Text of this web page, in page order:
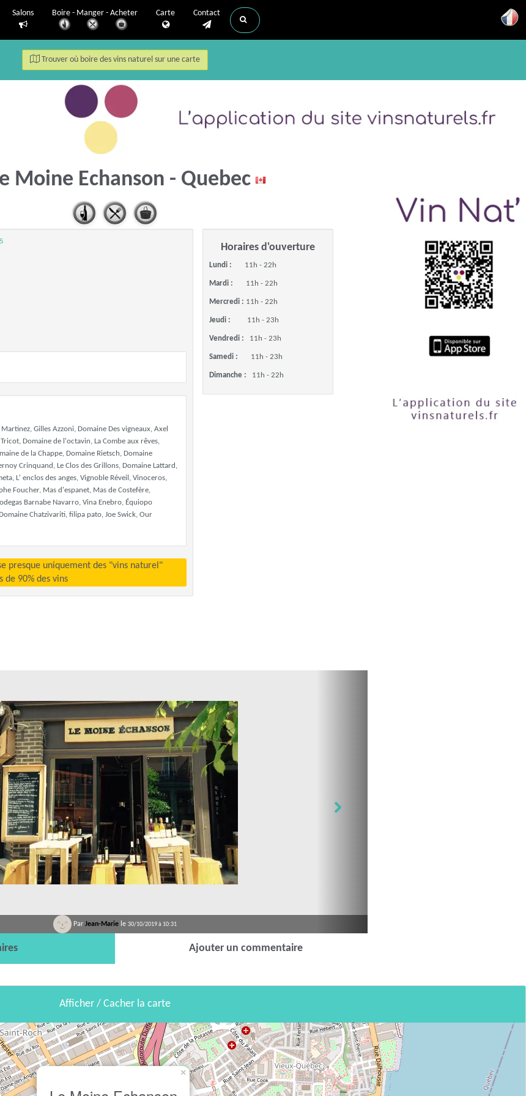
Salons Boire - Manger - Acheter Carte Contact
Trouver où boire des vins naturel sur une carte
Moine Echanson - Quebec
Gilles Azzoni, Domaine Des vigneaux, Axel
Domaine de l'octavin, La Combe aux rêves,
de la Chappe, Domaine Rietsch, Domaine
Crinquand, Le Clos des Grillons, Domaine Lattard,
L' enclos des anges, Vignoble Réveil, Vinoceros,
Foucher, Mas d'espanet, Mas de Costefère,
Barnabe Navarro, Vina Enebro, Équiopo
Chatzivariti, filipa pato, Joe Swick, Our
presque uniquement des "vins naturel"
de 90% des vins
Horaires d'ouverture
Lundi : 11h - 22h
Mardi : 11h - 22h
Mercredi : 11h - 22h
Jeudi : 11h - 23h
Vendredi : 11h - 23h
Samedi : 11h - 23h
Dimanche : 11h - 22h
Par Jean-Marie le 30/10/2019 à 10:31
Ajouter un commentaire
Afficher / Cacher la carte
×